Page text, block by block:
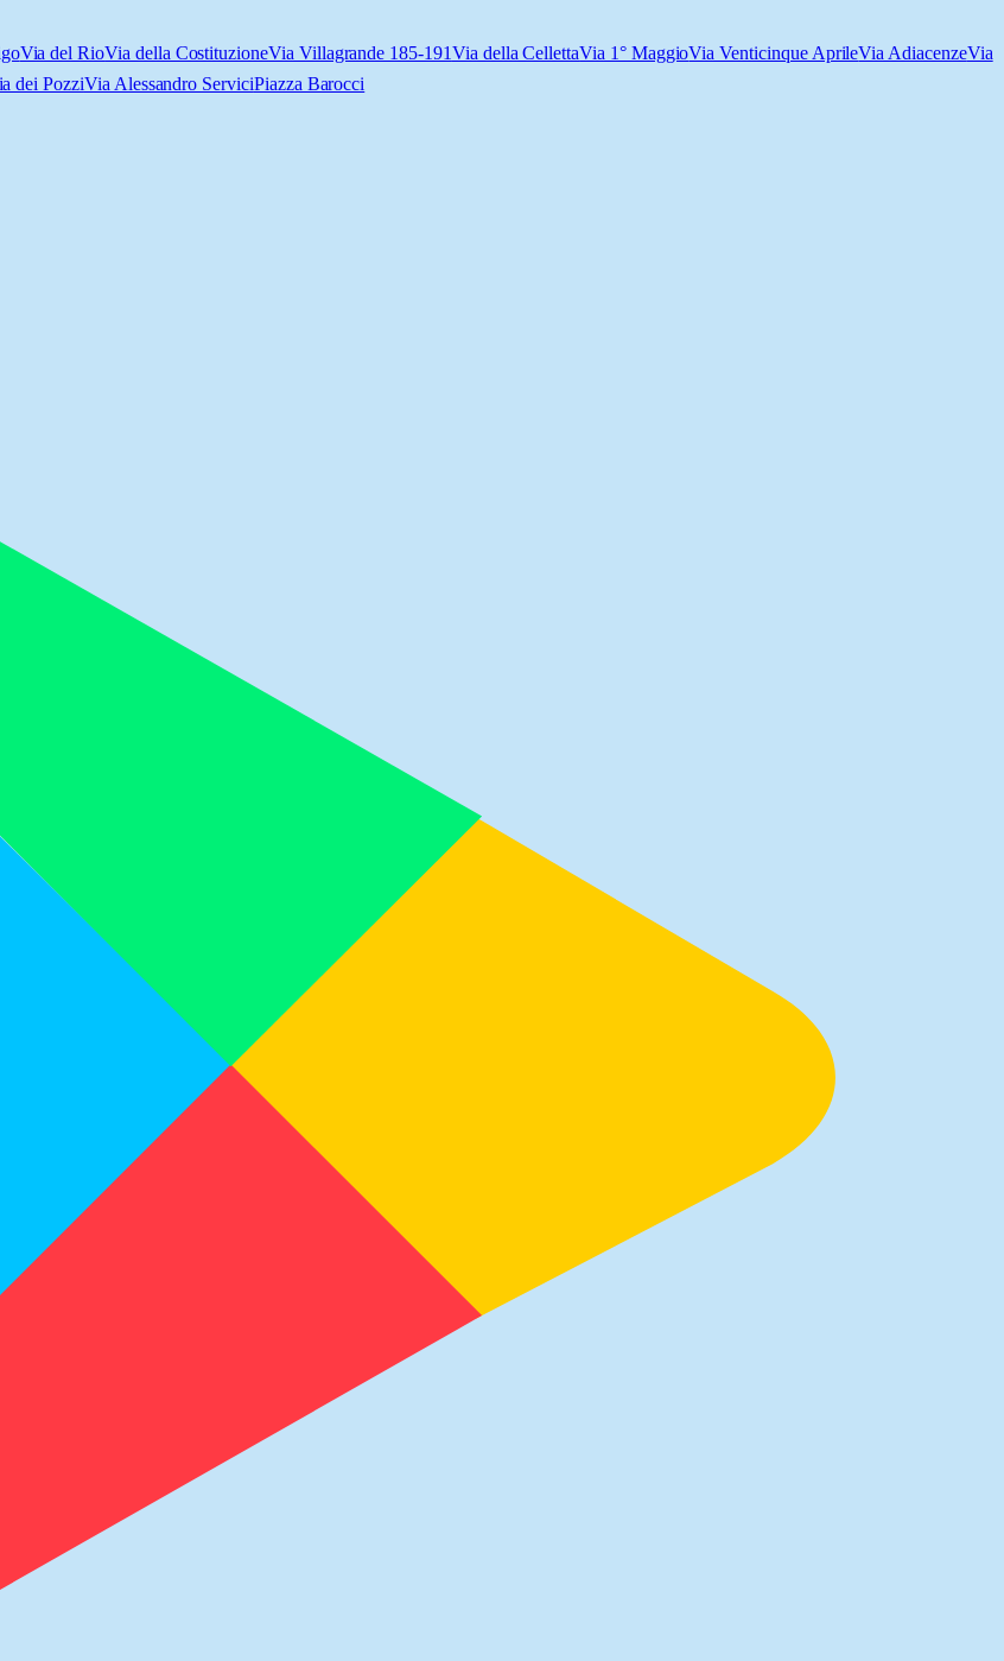
Via del RioVia della CostituzioneVia Villagrande 185-191Via della CellettaVia 1° MaggioVia Venticinque AprileVia AdiacenzeVia
dei PozziVia Alessandro ServiciPiazza Barocci